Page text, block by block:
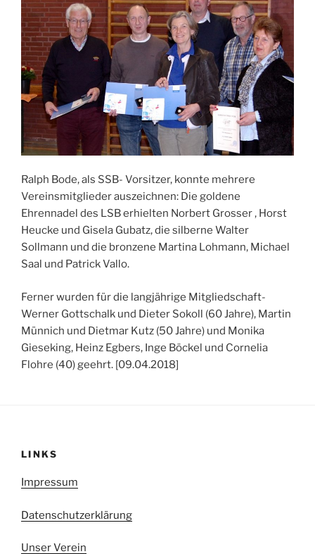
Ralph Bode, als SSB- Vorsitzer, konnte mehrere
Vereinsmitglieder auszeichnen: Die goldene
Ehrennadel des LSB erhielten Norbert Grosser , Horst
Heucke und Gisela Gubatz, die silberne Walter
Sollmann und die bronzene Martina Lohmann, Michael
Saal und Patrick Vallo.
Ferner wurden für die langjährige Mitgliedschaft-
Werner Gottschalk und Dieter Sokoll (60 Jahre), Martin
Münnich und Dietmar Kutz (50 Jahre) und Monika
Gieseking, Heinz Egbers, Inge Böckel und Cornelia
Flohre (40) geehrt. [09.04.2018]
LINKS
Impressum
Datenschutzerklärung
Unser Verein